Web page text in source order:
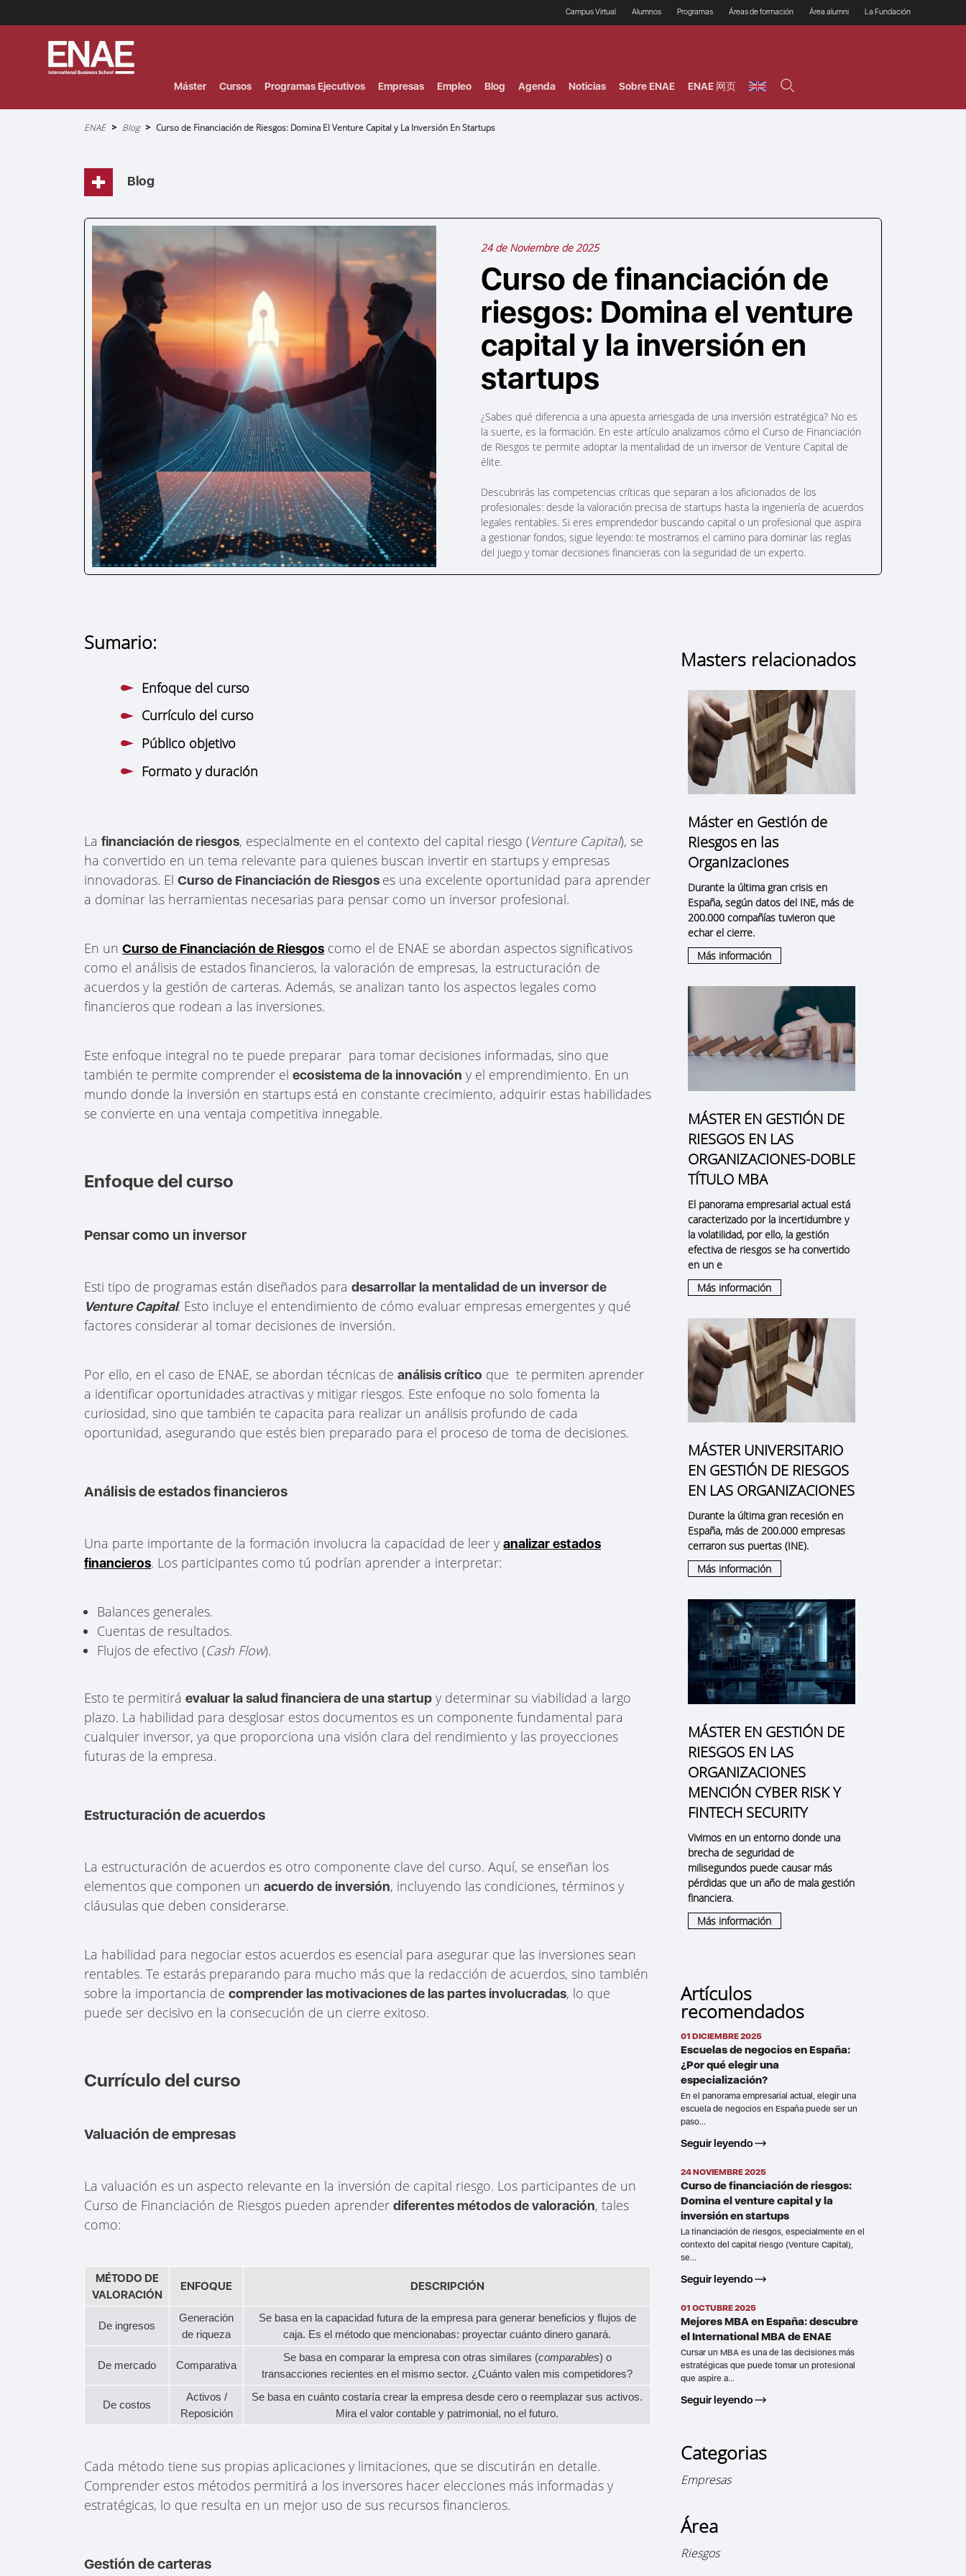
Campus Virtual Alumnos
Prácticas en empresas
Programas
Programas Ejecutivos
Áreas de formación
Riesgos
Área alumni La Fundación
Máster Cursos Programas Ejecutivos Empresas Empleo Blog Agenda Noticias Sobre ENAE ENAE 网页
Sobrescribir
la
navegación
ENAE Blog Curso de Financiación de Riesgos: Domina El Venture Capital y La Inversión En Startups
Blog
24 de Noviembre de 2025
Curso de financiación de
riesgos: Domina el venture
capital y la inversión en
startups
¿Sabes qué diferencia a una apuesta arriesgada de una inversión estratégica? No es
la suerte, es la formación. En este artículo analizamos cómo el Curso de Financiación
de Riesgos te permite adoptar la mentalidad de un inversor de Venture Capital de
élite.
Descubrirás las competencias críticas que separan a los aficionados de los
profesionales: desde la valoración precisa de startups hasta la ingeniería de acuerdos
legales rentables. Si eres emprendedor buscando capital o un profesional que aspira
a gestionar fondos, sigue leyendo: te mostramos el camino para dominar las reglas
del juego y tomar decisiones financieras con la seguridad de un experto.
Sumario:
Enfoque del curso
Currículo del curso
Público objetivo
Formato y duración
Lafinanciación de riesgos, especialmente en el contexto del capital riesgo (Venture Capital), se
ha convertido en un tema relevante para quienes buscan invertir en startups y empresas
innovadoras. ElCurso de Financiación de Riesgos es una excelente oportunidad para aprender
a dominar las herramientas necesarias para pensar como un inversor profesional.
En unCurso de Financiación de Riesgos como el de ENAE se abordan aspectos significativos
como el análisis de estados financieros, la valoración de empresas, la estructuración de
acuerdos y la gestión de carteras. Además, se analizan tanto los aspectos legales como
financieros que rodean a las inversiones.
Este enfoque integral no te puede preparar para tomar decisiones informadas, sino que
también te permite comprender elecosistema de la innovación y el emprendimiento. En un
mundo donde la inversión en startups está en constante crecimiento, adquirir estas habilidades
se convierte en una ventaja competitiva innegable.
Enfoque del curso
Pensar como un inversor
Esti tipo de programas están diseñados paradesarrollar la mentalidad de un inversor de
Venture Capital. Esto incluye el entendimiento de cómo evaluar empresas emergentes y qué
factores considerar al tomar decisiones de inversión.
Por ello, en el caso de ENAE, se abordan técnicas deanálisis crítico que te permiten aprender
a identificar oportunidades atractivas y mitigar riesgos. Este enfoque no solo fomenta la
curiosidad, sino que también te capacita para realizar un análisis profundo de cada
oportunidad, asegurando que estés bien preparado para el proceso de toma de decisiones.
Análisis de estados financieros
Una parte importante de la formación involucra la capacidad de leer yanalizar estados
financieros. Los participantes como tú podrían aprender a interpretar:
Balances generales.
Cuentas de resultados.
Flujos de efectivo (Cash Flow).
Esto te permitiráevaluar la salud financiera de una startup y determinar su viabilidad a largo
plazo. La habilidad para desglosar estos documentos es un componente fundamental para
cualquier inversor, ya que proporciona una visión clara del rendimiento y las proyecciones
futuras de la empresa.
Estructuración de acuerdos
La estructuración de acuerdos es otro componente clave del curso. Aquí, se enseñan los
elementos que componen unacuerdo de inversión, incluyendo las condiciones, términos y
cláusulas que deben considerarse.
La habilidad para negociar estos acuerdos es esencial para asegurar que las inversiones sean
rentables. Te estarás preparando para mucho más que la redacción de acuerdos, sino también
sobre la importancia decomprender las motivaciones de las partes involucradas, lo que
puede ser decisivo en la consecución de un cierre exitoso.
Currículo del curso
Valuación de empresas
La valuación es un aspecto relevante en la inversión de capital riesgo. Los participantes de un
Curso de Financiación de Riesgos pueden aprenderdiferentes métodos de valoración, tales
como:
MÉTODO DE
VALORACIÓN
ENFOQUE DESCRIPCIÓN
De ingresos
Generación
de riqueza
Se basa en la capacidad futura de la empresa para generar beneficios y flujos de
caja. Es el método que mencionabas: proyectar cuánto dinero ganará.
De mercado Comparativa
Se basa en comparar la empresa con otras similares (comparables) o
transacciones recientes en el mismo sector. ¿Cuánto valen mis competidores?
De costos
Activos /
Reposición
Se basa en cuánto costaría crear la empresa desde cero o reemplazar sus activos.
Mira el valor contable y patrimonial, no el futuro.
Cada método tiene sus propias aplicaciones y limitaciones, que se discutirán en detalle.
Comprender estos métodos permitirá a los inversores hacer elecciones más informadas y
estratégicas, lo que resulta en un mejor uso de sus recursos financieros.
Gestión de carteras
Masters relacionados
Máster en Gestión de
Riesgos en las
Organizaciones
Durante la última gran crisis en
España, según datos del INE, más de
200.000 compañías tuvieron que
echar el cierre.
Más información
MÁSTER EN GESTIÓN DE
RIESGOS EN LAS
ORGANIZACIONES-DOBLE
TÍTULO MBA
El panorama empresarial actual está
caracterizado por la incertidumbre y
la volatilidad, por ello, la gestión
efectiva de riesgosse ha convertido
en un e
Más información
MÁSTER UNIVERSITARIO
EN GESTIÓN DE RIESGOS
EN LAS ORGANIZACIONES
Durante la última gran recesión en
España, más de 200.000 empresas
cerraron sus puertas (INE).
Más información
MÁSTER EN GESTIÓN DE
RIESGOS EN LAS
ORGANIZACIONES
MENCIÓN CYBER RISK Y
FINTECH SECURITY
Vivimos en un entorno donde una
brecha de seguridad de
milisegundos puede causar más
pérdidas que un año de mala gestión
financiera.
Más información
Artículos
recomendados
01 DICIEMBRE 2025
Escuelas de negocios en España:
¿Por qué elegir una
especialización?
En el panorama empresarial actual, elegir una
escuela de negocios en España puede ser un
paso...
Seguir leyendo
24 NOVIEMBRE 2025
Curso de financiación de riesgos:
Domina el venture capital y la
inversión en startups
La financiación de riesgos, especialmente en el
contexto del capital riesgo (Venture Capital),
se...
Seguir leyendo
01 OCTUBRE 2025
Mejores MBA en España: descubre
el International MBA de ENAE
Cursar un MBA es una de las decisiones más
estratégicas que puede tomar un profesional
que aspire a...
Seguir leyendo
Categorias
Empresas
Área
Riesgos